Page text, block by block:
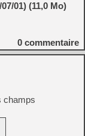
01) (11,0 Mo)
0 commentaire
champs